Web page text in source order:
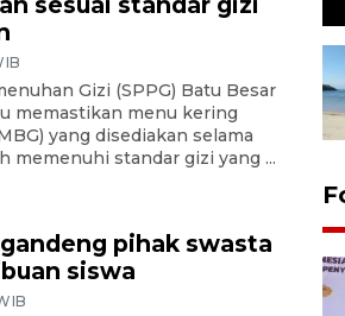
Gizi (SPPG) Batu Besar
memastikan menu kering
yang disediakan selama
memenuhi standar gizi yang ...
pihak swasta
siswa